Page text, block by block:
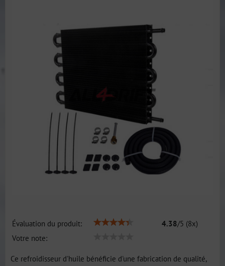
Évaluation du produit: 4.38/5 (8x)
Votre note:
Ce refroidisseur d'huile bénéficie d'une fabrication de qualité,